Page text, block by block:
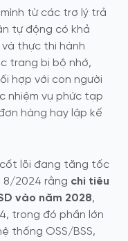
từ các trợ lý trả
tự động có khả
thực thi hành
trang bị bộ nhớ,
hợp với con người
nhiệm vụ phức tạp
hàng hay lập kế
cốt lõi đang tăng tốc
8/2024 rằng chi tiêu
vào năm 2028,
trong đó phần lớn
thống OSS/BSS,